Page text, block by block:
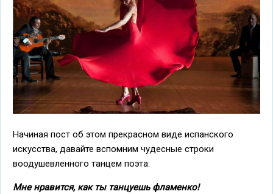
Начиная пост об этом прекрасном виде испанского
искусства, давайте вспомним чудесные строки
воодушевленного танцем поэта:
Мне нравится, как ты танцуешь фламенко!